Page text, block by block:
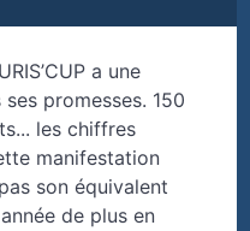
a une
promesses. 150
les chiffres
manifestation
son équivalent
de plus en